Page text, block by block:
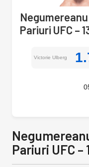
Pariuri UFC –
Victorie Ulberg
Pariuri UFC –